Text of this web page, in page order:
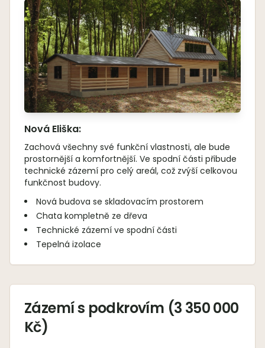
Nová Eliška:
Zachová všechny své funkční vlastnosti, ale bude
prostornější a komfortnější. Ve spodní části přibude
technické zázemí pro celý areál, což zvýší celkovou
funkčnost budovy.
Nová budova se skladovacím prostorem
Chata kompletně ze dřeva
Technické zázemí ve spodní části
Tepelná izolace
Zázemí s podkrovím (3 350 000
Kč)